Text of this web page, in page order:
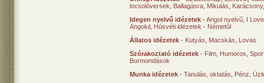
locsolóversek
Ballagásra Mikulás Karácsony
Idegen nyelvű idézetek -Angol nyelvű I
Angolul Húsvéti idézetek - Németül
Állatos idézetek - Kutyás Macskás
Lovas
Szórakoztató idézetek - Film Humoros
Bormondások
Munka idézetek - Tanulás, oktatás Pénz